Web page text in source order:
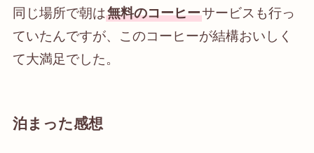
同じ場所で朝は無料のコーヒーサービスも行っ
ていたんですが、このコーヒーが結構おいしく
て大満足でした。
泊まった感想